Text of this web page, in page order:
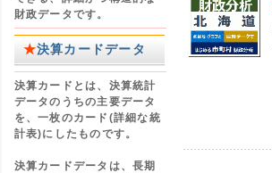
財政データです。
★決算カードデータ
決算カードとは、決算統計
データのうちの主要データ
を、一枚のカード(詳細な統
計表)にしたものです。
決算カードデータは、長期